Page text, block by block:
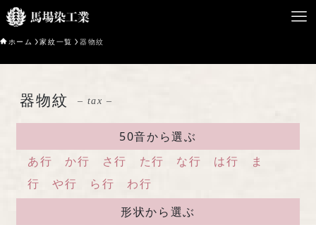
馬場染工業について
Service
企業案内
ライブラリー
ホーム 家紋一覧 器物紋
器物紋 – tax –
50音から選ぶ
あ行
か行 さ行 た行 な行 は行
ま
行
や行 ら行
わ行
形状から選ぶ